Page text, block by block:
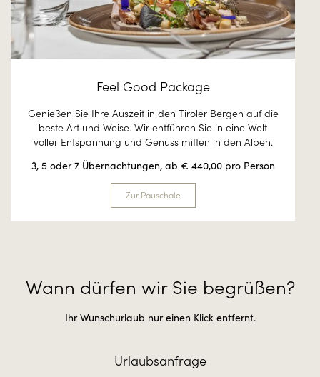
Feel Good Package
Genießen Sie Ihre Auszeit in den Tiroler Bergen auf die
beste Art und Weise. Wir entführen Sie in eine Welt
voller Entspannung und Genuss mitten in den Alpen.
3, 5 oder 7 Übernachtungen, ab € 440,00 pro Person
Zur Pauschale
Wann dürfen wir Sie begrüßen?
Ihr Wunschurlaub nur einen Klick entfernt.
Urlaubsanfrage